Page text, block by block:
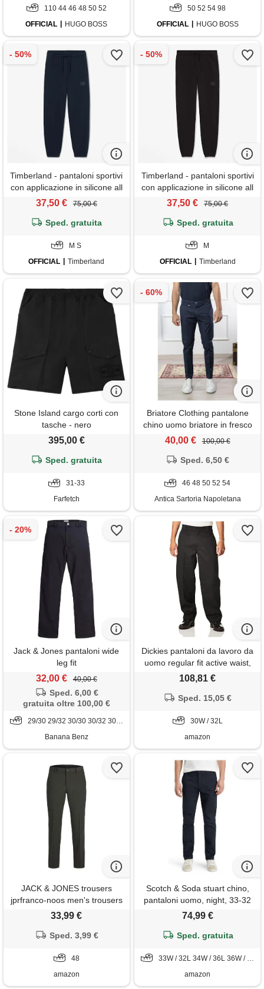
110 44 46 48 50 52
OFFICIAL
HUGO BOSS
50 52 54 98
OFFICIAL
HUGO BOSS
Timberland - pantaloni sportivi
con applicazione in silicone all
gender in blu scuro, blu,
37,50 € 75,00 €
Sped. gratuita
M S
OFFICIAL
Timberland
Timberland - pantaloni sportivi
con applicazione in silicone all
gender in colore nero, nero,
37,50 € 75,00 €
Sped. gratuita
M
OFFICIAL
Timberland
Stone Island cargo corti con
tasche - nero
395,00 €
Sped. gratuita
31-33
Farfetch
Briatore Clothing pantalone
chino uomo briatore in fresco
cotone - slim fit
40,00 € 100,00 €
Sped. 6,50 €
46 48 50 52 54
Antica Sartoria Napoletana
Jack & Jones pantaloni wide
leg fit
32,00 € 40,00 €
Sped. 6,00 €
gratuita oltre 100,00 €
29/30 29/32 30/30 30/32 30/34 31/30 31/32 33/32 34/32
Banana Benz
Dickies pantaloni da lavoro da
uomo regular fit active waist,
nero v1, 30w x 32l
108,81 €
Sped. 15,05 €
30W / 32L
amazon
JACK & JONES trousers
jprfranco-noos men's trousers
( eu 48)
33,99 €
Sped. 3,99 €
48
amazon
Scotch & Soda stuart chino,
pantaloni uomo, night, 33-32
74,99 €
Sped. gratuita
33W / 32L 34W / 36L 36W / 36L
amazon